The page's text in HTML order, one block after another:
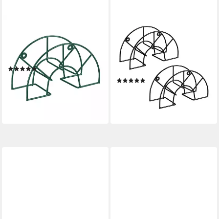
Schlauchhalterung
Schlauchhalter Wandmontage,
(Einzelpackung, 1-tlg)
(1)
13,99 € UVP29,99 €
-53%
lieferbar - in 2-3 Werktagen bei dir
RELAXDAYS
Schlauchhalterung
Schlauchhalter Wandmontage
2er Set, (2er Set, 2-tlg., 2er
Set)
(1)
UVP 39,99 €